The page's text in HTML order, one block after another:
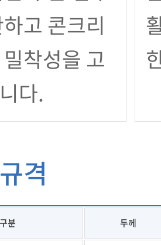
고 콘크리
착성을 고
다.
격
구분 두께